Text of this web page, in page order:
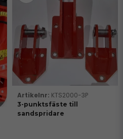
KTS2000-3P
3-punktsfäste till
sandspridare